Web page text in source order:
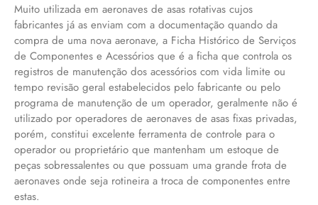
Muito utilizada em aeronaves de asas rotativas cujos
fabricantes já as enviam com a documentação quando da
compra de uma nova aeronave, a Ficha Histórico de Serviços
de Componentes e Acessórios que é a ficha que controla os
registros de manutenção dos acessórios com vida limite ou
tempo revisão geral estabelecidos pelo fabricante ou pelo
programa de manutenção de um operador, geralmente não é
utilizado por operadores de aeronaves de asas fixas privadas,
porém, constitui excelente ferramenta de controle para o
operador ou proprietário que mantenham um estoque de
peças sobressalentes ou que possuam uma grande frota de
aeronaves onde seja rotineira a troca de componentes entre
estas.